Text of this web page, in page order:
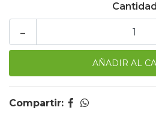
Cantidad
-
Compartir: